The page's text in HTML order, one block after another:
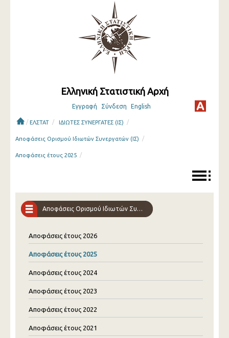
Ελληνική Στατιστική Αρχή
Εγγραφή Σύνδεση English
/ ΕΛΣΤΑΤ / ΙΔΙΩΤΕΣ ΣΥΝΕΡΓΑΤΕΣ (ΙΣ) /
Αποφάσεις Ορισμού Ιδιωτών Συνεργατών (ΙΣ) /
Αποφάσεις έτους 2025 /
Αποφάσεις Ορισμού Ιδιωτών Συνεργατών (ΙΣ)
Αποφάσεις έτους 2026
Αποφάσεις έτους 2025
Αποφάσεις έτους 2024
Αποφάσεις έτους 2023
Αποφάσεις έτους 2022
Αποφάσεις έτους 2021